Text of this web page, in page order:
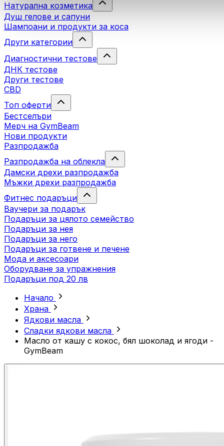
Натурална козметика
Душ гелове и сапуни
Шампоани и продукти за коса
Други категории
Диагностични тестове
ДНК тестове
Други тестове
CBD
Топ оферти
Бестселъри
Мерч на GymBeam
Нови продукти
Разпродажба
Разпродажба на облекла
Дамски дрехи разпродажба
Мъжки дрехи разпродажба
Фитнес подаръци
Ваучери за подарък
Подаръци за цялото семейство
Подаръци за нея
Подаръци за него
Подаръци за готвене и печене
Мода и аксесоари
Оборудване за упражнения
Подаръци под 20 лв
Начало
Храна
Ядкови масла
Сладки ядкови масла
Масло от кашу с кокос, бял шоколад и ягоди -
GymBeam